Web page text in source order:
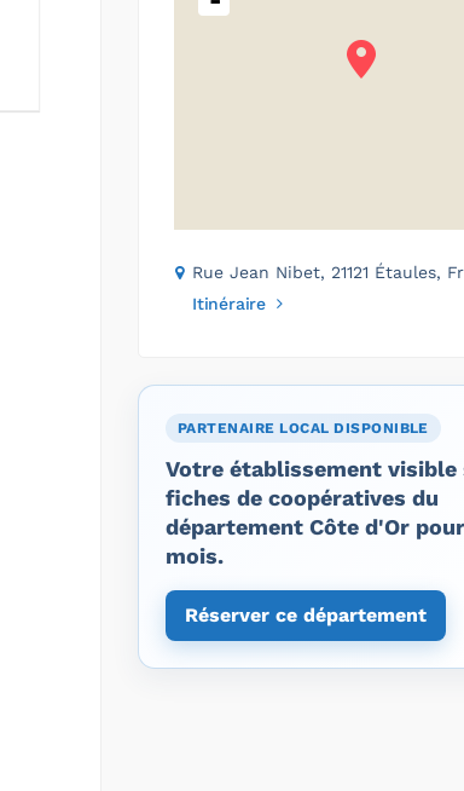
Rue Jean Nibet, 21121 Étaules,
Itinéraire
PARTENAIRE LOCAL DISPONIBLE
Votre établissement visible
fiches de coopératives du
département Côte d'Or
mois.
Réserver ce département